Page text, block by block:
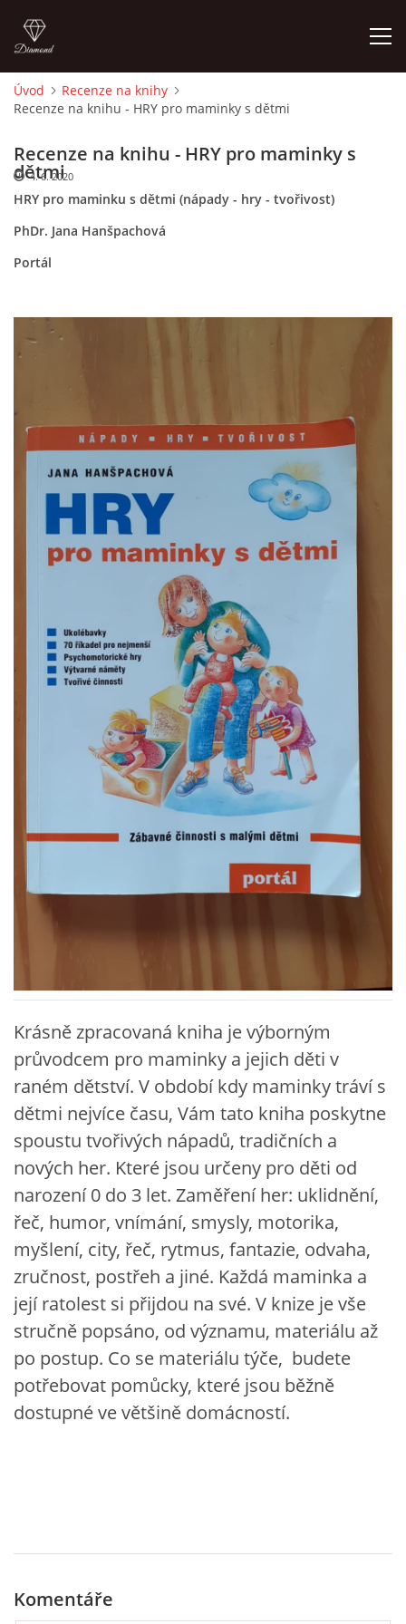
ÚVOD
O MĚ
NOVINKY ZE ŠKOLSTVÍ 2025
ROČNÍ PLÁN - INSPIRACE /DLE NOVÉHO RVP PV 2025
VZDĚLÁVACÍ BLOK ZÁŘÍ
VZDĚLÁVACÍ BLOK ŘÍJEN
VZDĚLÁVACÍ BLOK LISTOPAD
VZDĚLÁVACÍ BLOK PROSINEC
VZDĚLÁVACÍ BLOK LEDEN
VZDĚLÁVACÍ BLOK ÚNOR
VZDĚLÁVACÍ BLOK BŘEZEN
VZDĚLÁVACÍ BLOK DUBEN
VÝTVARNÉ TECHNIKY
VÝTVARNÉ POMŮCKY
VÝTVARNÉ AKTIVITY - JARO
VÝTVARNÉ AKTIVITY - LÉTO
VÝTVARNÉ AKTIVITY - PODZIM
VÝTVARNÉ AKTIVITY - ZIMA
CHARAKTERISTIKA ROČNÍCH OBDOBÍ
HÁDANKY K TÉMATU JARO, LÉTO, PODZIM,ZIMA
PÍSNĚ K TÉMATU JARO
BÁSNĚ K TÉMATU JARO
POHYBOVÉ AKTIVITY NA TÉMA LÉTO
Úvod
Recenze na knihy
Recenze na knihu - HRY pro maminky s dětmi
Recenze na knihu - HRY pro maminky s
dětmi
HRY pro maminku s dětmi (nápady - hry - tvořivost)
PhDr. Jana Hanšpachová
Portál
4. 6. 2020
Krásně zpracovaná kniha je výborným
průvodcem pro maminky a jejich děti v
raném dětství. V období kdy maminky tráví s
dětmi nejvíce času, Vám tato kniha poskytne
spoustu tvořivých nápadů, tradičních a
nových her. Které jsou určeny pro děti od
narození 0 do 3 let. Zaměření her: uklidnění,
řeč, humor, vnímání, smysly, motorika,
myšlení, city, řeč, rytmus, fantazie, odvaha,
zručnost, postřeh a jiné. Každá maminka a
její ratolest si přijdou na své. V knize je vše
stručně popsáno, od významu, materiálu až
po postup. Co se materiálu týče, budete
potřebovat pomůcky, které jsou běžně
dostupné ve většině domácností.
Komentáře